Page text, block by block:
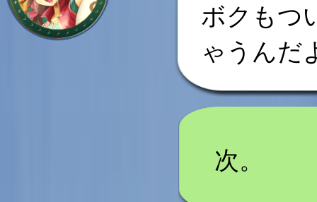
ボクもつ
ゃうんだ
次。